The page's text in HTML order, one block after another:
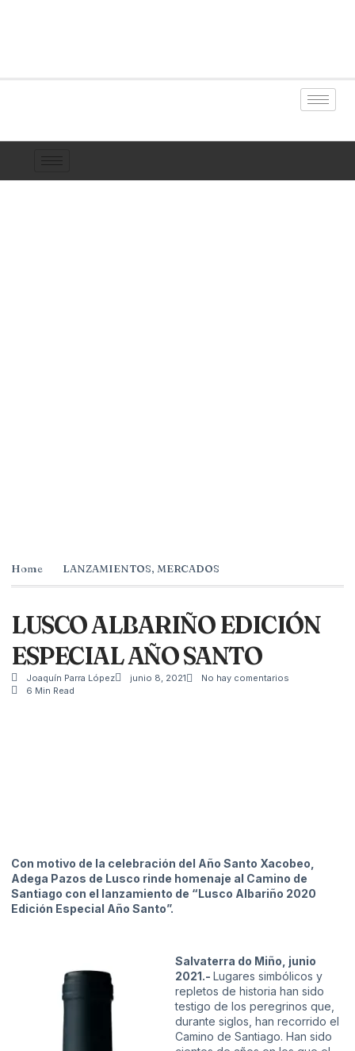
Home LANZAMIENTOS, MERCADOS
LUSCO ALBARIÑO EDICIÓN
ESPECIAL AÑO SANTO
Joaquín Parra López junio 8, 2021
No hay comentarios
6 Min Read
Con motivo de la celebración del Año Santo Xacobeo,
Adega Pazos de Lusco rinde homenaje al Camino de
Santiago con el lanzamiento de “Lusco Albariño 2020
Edición Especial Año Santo”.
Salvaterra d o Miño, junio
2021.- Lugares simbólicos y
repletos de historia han sido
testigo de los peregrinos que,
durante siglos, han recorrido el
Camino de Santiago. Han sido